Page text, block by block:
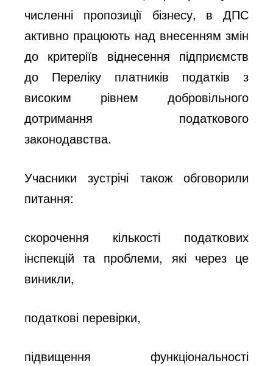
численні пропозиції бізнесу, в ДПС
активно працюють над внесенням змін
до критеріїв віднесення підприємств
до Переліку платників податків з
високим рівнем добровільного
дотримання податкового
законодавства.
Учасники зустрічі також обговорили
питання:
скорочення кількості податкових
інспекцій та проблеми, які через це
виникли,
податкові перевірки,
підвищення функціональності